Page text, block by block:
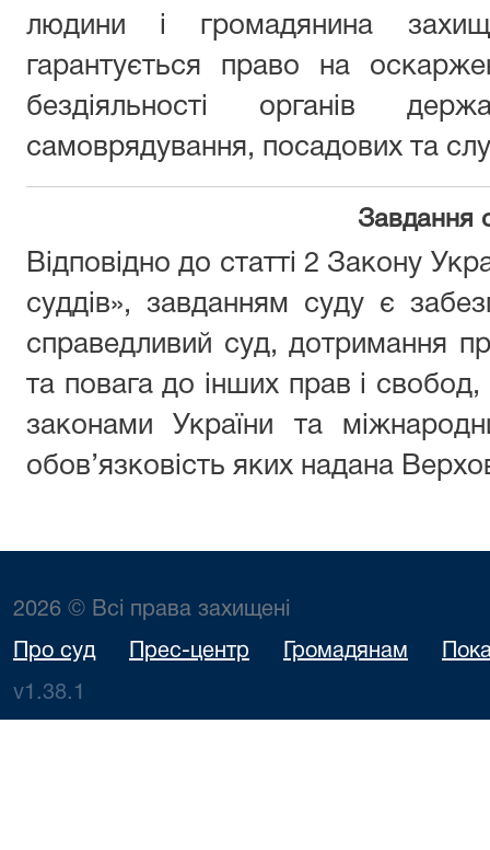
людини і громадянина
гарантується право на
бездіяльності органів
самоврядування, посадових та
Завдання
Відповідно до статті 2 Закону
суддів», завданням суду є
справедливий суд, дотримання
та повага до інших прав і
законами України та
обов’язковість яких надана
2026 © Всі права захищені
Про суд Прес-центр Громадянам
v1.38.1